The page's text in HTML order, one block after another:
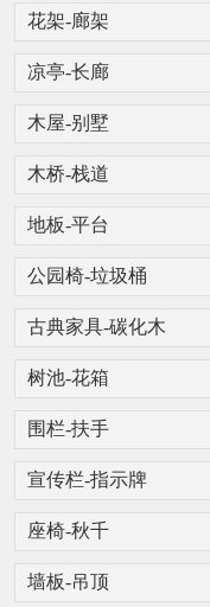
花架-廊架
凉亭-长廊
木屋-别墅
木桥-栈道
地板-平台
公园椅-垃圾桶
古典家具-碳化木
树池-花箱
围栏-扶手
宣传栏-指示牌
座椅-秋千
墙板-吊顶